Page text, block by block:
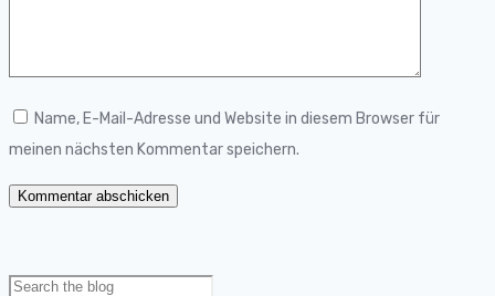
Name, E-Mail-Adresse und Website in diesem Browser für
meinen nächsten Kommentar speichern.
Search